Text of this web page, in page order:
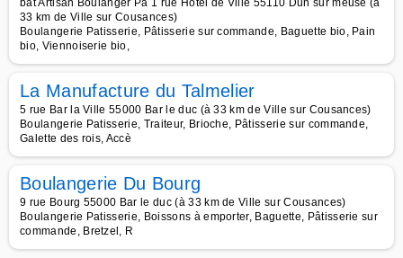
bât Artisan Boulanger Pa 1 rue Hôtel de Ville 55110 Dun sur meuse (à
33 km de Ville sur Cousances)
Boulangerie Patisserie, Pâtisserie sur commande, Baguette bio, Pain
bio, Viennoiserie bio,
La Manufacture du Talmelier
5 rue Bar la Ville 55000 Bar le duc (à 33 km de Ville sur Cousances)
Boulangerie Patisserie, Traiteur, Brioche, Pâtisserie sur commande,
Galette des rois, Accè
Boulangerie Du Bourg
9 rue Bourg 55000 Bar le duc (à 33 km de Ville sur Cousances)
Boulangerie Patisserie, Boissons à emporter, Baguette, Pâtisserie sur
commande, Bretzel, R